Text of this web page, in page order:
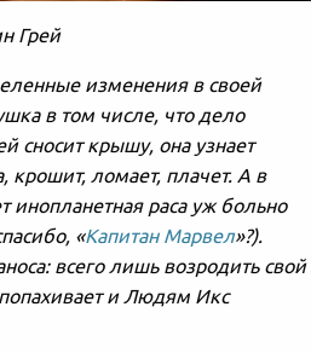
Грей
изменения в своей
в том числе, что дело
сносит крышу, она узнает
крошит, ломает, плачет. А в
инопланетная раса уж больно
«Капитан Марвел»?).
всего лишь возродить свой
и Людям Икс